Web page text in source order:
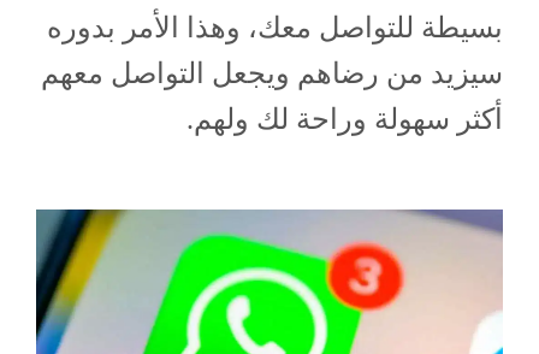
بسيطة للتواصل معك، وهذا الأمر بدوره
سيزيد من رضاهم ويجعل التواصل معهم
أكثر سهولة وراحة لك ولهم.